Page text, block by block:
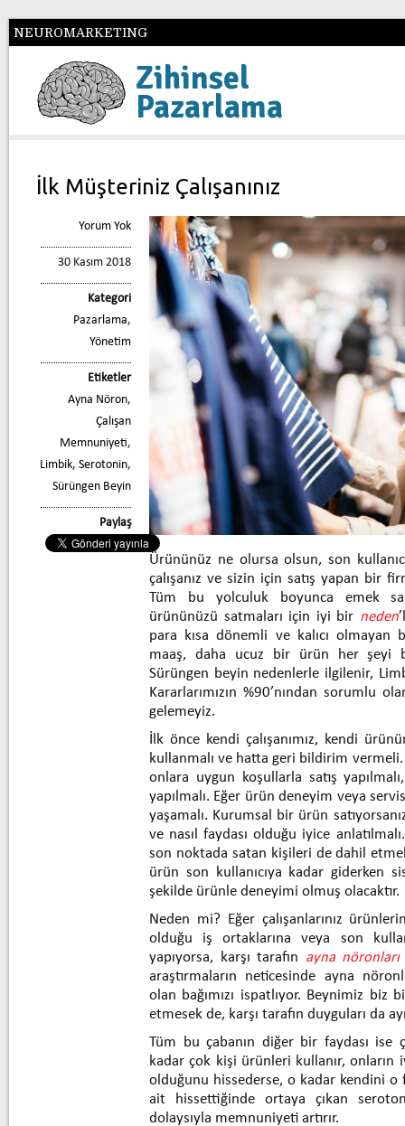
NEUROMARKETING
Zihinsel
Pazarlama
İlk Müşteriniz Çalışanınız
Yorum Yok
30 Kasım 2018
Kategori
Pazarlama,
Yönetim
Etiketler
Ayna Nöron,
Çalışan
Memnuniyeti,
Limbik, Serotonin,
Sürüngen Beyin
Paylaş
Ürününüz ne olursa olsun, son
çalışanız ve sizin için satış yapan bir
Tüm bu yolculuk boyunca emek
ürününüzü satmaları için iyi bir neden
para kısa dönemli ve kalıcı
maaş, daha ucuz bir ürün her şeyi
Sürüngen beyin nedenlerle ilgilenir,
Kararlarımızın %90’nından sorumlu
gelemeyiz.
İlk önce kendi çalışanımız, kendi
kullanmalı ve hatta geri bildirim
onlara uygun koşullarla satış
yapılmalı. Eğer ürün deneyim veya
yaşamalı. Kurumsal bir ürün
ve nasıl faydası olduğu iyice
son noktada satan kişileri de dahil etmek
ürün son kullanıcıya kadar giderken
şekilde ürünle deneyimi olmuş olacaktır.
Neden mi? Eğer çalışanlarınız
olduğu iş ortaklarına veya son
yapıyorsa, karşı tarafın ayna
araştırmaların neticesinde ayna
olan bağımızı ispatlıyor. Beynimiz
etmesek de, karşı tarafın duyguları da
Tüm bu çabanın diğer bir faydası ise
kadar çok kişi ürünleri kullanır, onların
olduğunu hissederse, o kadar kendini o
ait hissettiğinde ortaya çıkan
dolaysıyla memnuniyeti artırır.